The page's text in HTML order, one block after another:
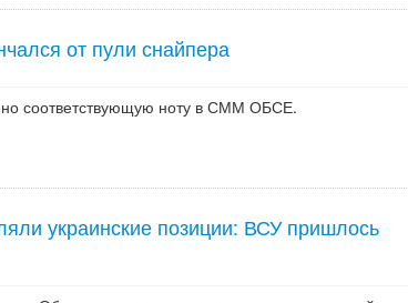
от пули снайпера
соответствующую ноту в СММ ОБСЕ.
украинские позиции: ВСУ пришлось